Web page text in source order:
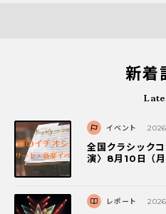
新着
イベント
全国クラシック
演〉8月10日（
レポート